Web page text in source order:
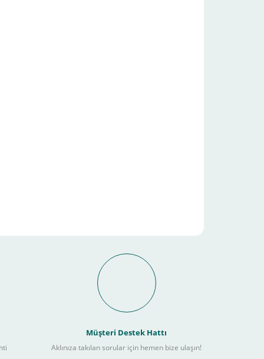
İmkanı Nasıl
Müşteri Destek Hattı
Aklınıza takılan sorular için hemen bize ulaşın!